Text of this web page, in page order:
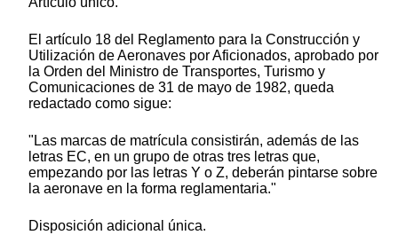
El artículo 18 del Reglamento para la Construcción y
Utilización de Aeronaves por Aficionados, aprobado por
la Orden del Ministro de Transportes, Turismo y
Comunicaciones de 31 de mayo de 1982, queda
redactado como sigue:
"Las marcas de matrícula consistirán, además de las
letras EC, en un grupo de otras tres letras que,
empezando por las letras Y o Z, deberán pintarse sobre
la aeronave en la forma reglamentaria."
Disposición adicional única.